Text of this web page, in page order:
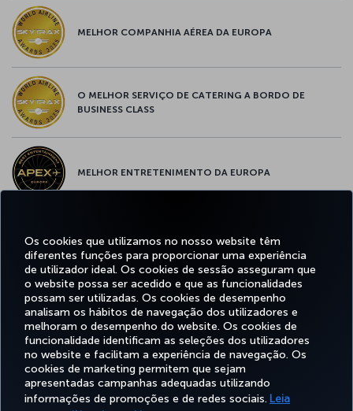
Os cookies que utilizamos no nosso website têm
diferentes funções para proporcionar uma experiência
de utilizador ideal. Os cookies de sessão asseguram que
o website possa ser acedido e que as funcionalidades
possam ser utilizadas. Os cookies de desempenho
analisam os hábitos de navegação dos utilizadores e
melhoram o desempenho do website. Os cookies de
funcionalidade identificam as seleções dos utilizadores
no website e facilitam a experiência de navegação. Os
cookies de marketing permitem que sejam
apresentadas campanhas adequadas utilizando
informações de promoções e de redes sociais. Leia
MELHOR COMPANHIA AÉREA DA EUROPA
O MELHOR SERVIÇO DE CATERING A BORDO DE
BUSINESS CLASS
MELHOR ENTRETENIMENTO DA EUROPA
MELHOR WI-FI DA EUROPA
Facebook
TwitterInstagram
YouTubeLinkedIn
TiktokBloguePinterest
RESERVAR&GERIR EXPERIENCIE OFERTAS&DESTINOS